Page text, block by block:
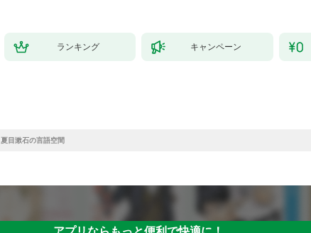
ランキング キャンペーン
夏目漱石の言語空間